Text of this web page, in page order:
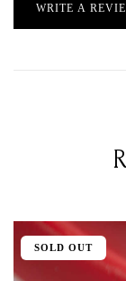
WRITE A
SOLD OUT